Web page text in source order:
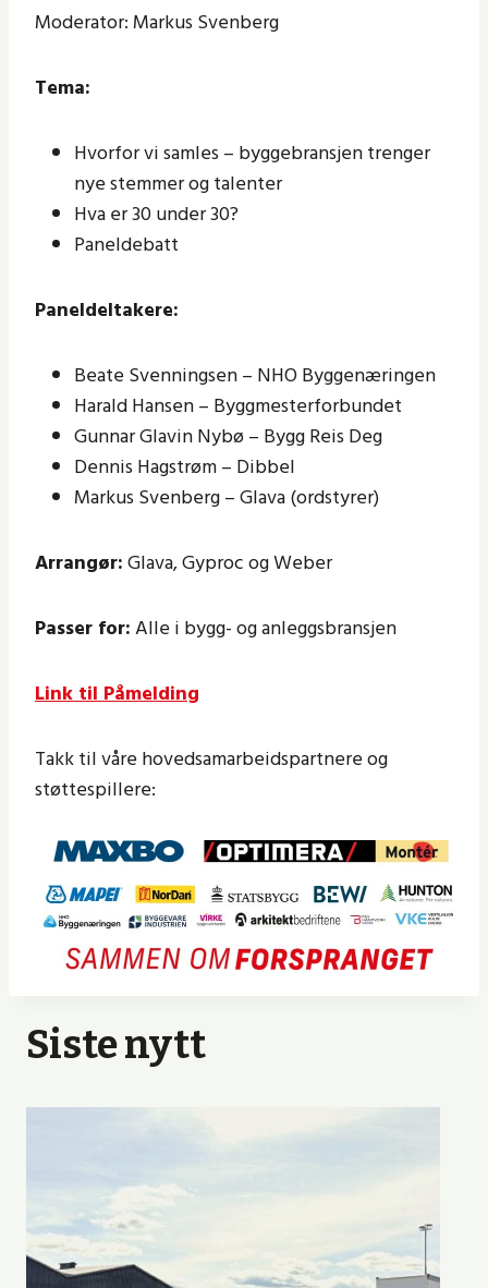
Moderator: Markus Svenberg
Tema:
Hvorfor vi samles – byggebransjen trenger
nye stemmer og talenter
Hva er 30 under 30?
Paneldebatt
Paneldeltakere:
Beate Svenningsen – NHO Byggenæringen
Harald Hansen – Byggmesterforbundet
Gunnar Glavin Nybø – Bygg Reis Deg
Dennis Hagstrøm – Dibbel
Markus Svenberg – Glava (ordstyrer)
Arrangør:Glava, Gyproc og Weber
Passer for:Alle i bygg- og anleggsbransjen
Link til Påmelding
Takk til våre hovedsamarbeidspartnere og
støttespillere:
Siste nytt